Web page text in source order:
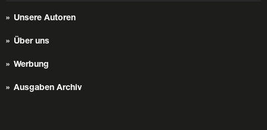
Unsere Autoren
Über uns
Werbung
Ausgaben Archiv